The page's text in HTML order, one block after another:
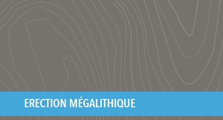
ERECTION MÉGALITHIQUE